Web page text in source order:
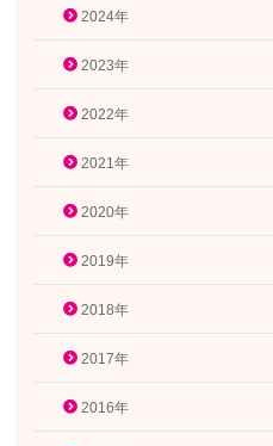
2024年
2023年
2022年
2021年
2020年
2019年
2018年
2017年
2016年